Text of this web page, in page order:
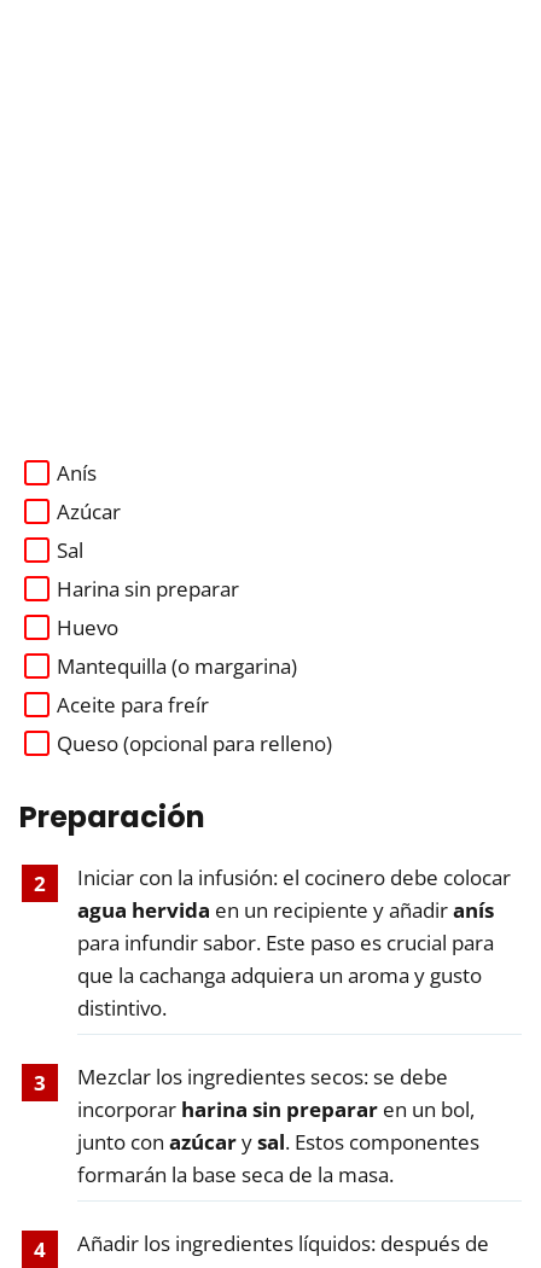
Anís
Azúcar
Sal
Harina sin preparar
Huevo
Mantequilla (o margarina)
Aceite para freír
Queso (opcional para relleno)
Preparación
Iniciar con la infusión: el cocinero debe colocar
agua hervida en un recipiente y añadiranís
para infundir sabor. Este paso es crucial para
que la cachanga adquiera un aroma y gusto
distintivo.
Mezclar los ingredientes secos: se debe
incorporar harina sin prepararen un bol,
junto con azúcarysal. Estos componentes
formarán la base seca de la masa.
Añadir los ingredientes líquidos: después de